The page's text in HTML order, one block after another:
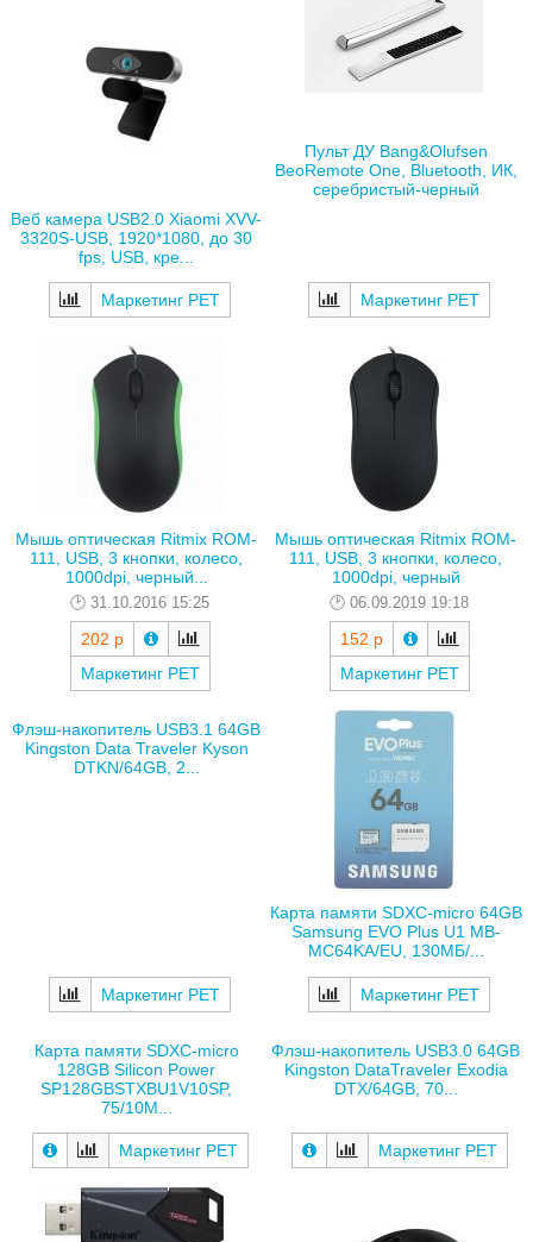
Веб камера USB2.0 Xiaomi XVV-
3320S-USB, 1920*1080, до 30
fps, USB, кре...
Маркетинг РЕТ
Пульт ДУ Bang&Olufsen
BeoRemote One, Bluetooth, ИК,
серебристый-черный
Маркетинг РЕТ
Мышь оптическая Ritmix ROM-
111, USB, 3 кнопки, колесо,
1000dpi, черный...
31.10.2016 15:25
202 р
Маркетинг РЕТ
Мышь оптическая Ritmix ROM-
111, USB, 3 кнопки, колесо,
1000dpi, черный
06.09.2019 19:18
152 р
Маркетинг РЕТ
Флэш-накопитель USB3.1 64GB
Kingston Data Traveler Kyson
DTKN/64GB, 2...
Маркетинг РЕТ
Карта памяти SDXC-micro 64GB
Samsung EVO Plus U1 MB-
MC64KA/EU, 130МБ/...
Маркетинг РЕТ
Карта памяти SDXC-micro
128GB Silicon Power
SP128GBSTXBU1V10SP,
75/10М...
Маркетинг РЕТ
Флэш-накопитель USB3.0 64GB
Kingston DataTraveler Exodia
DTX/64GB, 70...
Маркетинг РЕТ